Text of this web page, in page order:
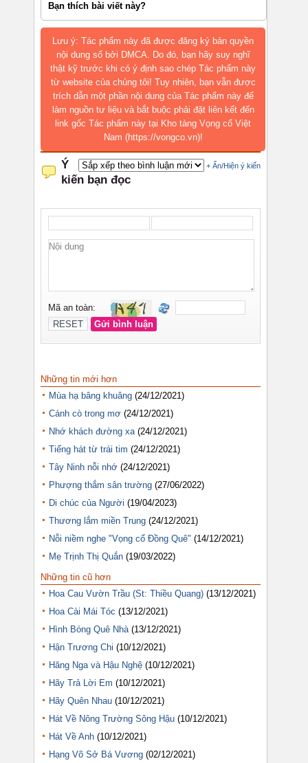
Bạn thích bài viết này?
Lưu ý: Tác phẩm này đã được đăng ký bản quyền
nội dung số bởi DMCA. Do đó, bạn hãy suy nghĩ
thật kỹ trước khi có ý định sao chép Tác phẩm này
từ website của chúng tôi! Tuy nhiên, bạn vẫn được
trích dẫn một phần nội dung của Tác phẩm này để
làm nguồn tư liệu và bắt buộc phải đặt liên kết đến
link gốc Tác phẩm này tại Kho tàng Vọng cổ Việt
Nam (https://vongco.vn)!
Những tin mới hơn
Mùa hạ bâng khuâng (24/12/2021)
Cánh cò trong mơ (24/12/2021)
Nhớ khách đường xa (24/12/2021)
Tiếng hát từ trái tim (24/12/2021)
Tây Ninh nỗi nhớ (24/12/2021)
Phượng thắm sân trường (27/06/2022)
Di chúc của Người (19/04/2023)
Thương lắm miền Trung (24/12/2021)
Nỗi niềm nghe "Vọng cổ Đồng Quê" (14/12/2021)
Mẹ Trịnh Thị Quắn (19/03/2022)
Những tin cũ hơn
Hoa Cau Vườn Trầu (St: Thiều Quang) (13/12/2021)
Hoa Cài Mái Tóc (13/12/2021)
Hình Bóng Quê Nhà (13/12/2021)
Hận Trương Chi (10/12/2021)
Hăng Nga và Hậu Nghệ (10/12/2021)
Hãy Trả Lời Em (10/12/2021)
Hãy Quên Nhau (10/12/2021)
Hát Về Nông Trường Sông Hậu (10/12/2021)
Hát Về Anh (10/12/2021)
Hạng Võ Sở Bá Vương (02/12/2021)